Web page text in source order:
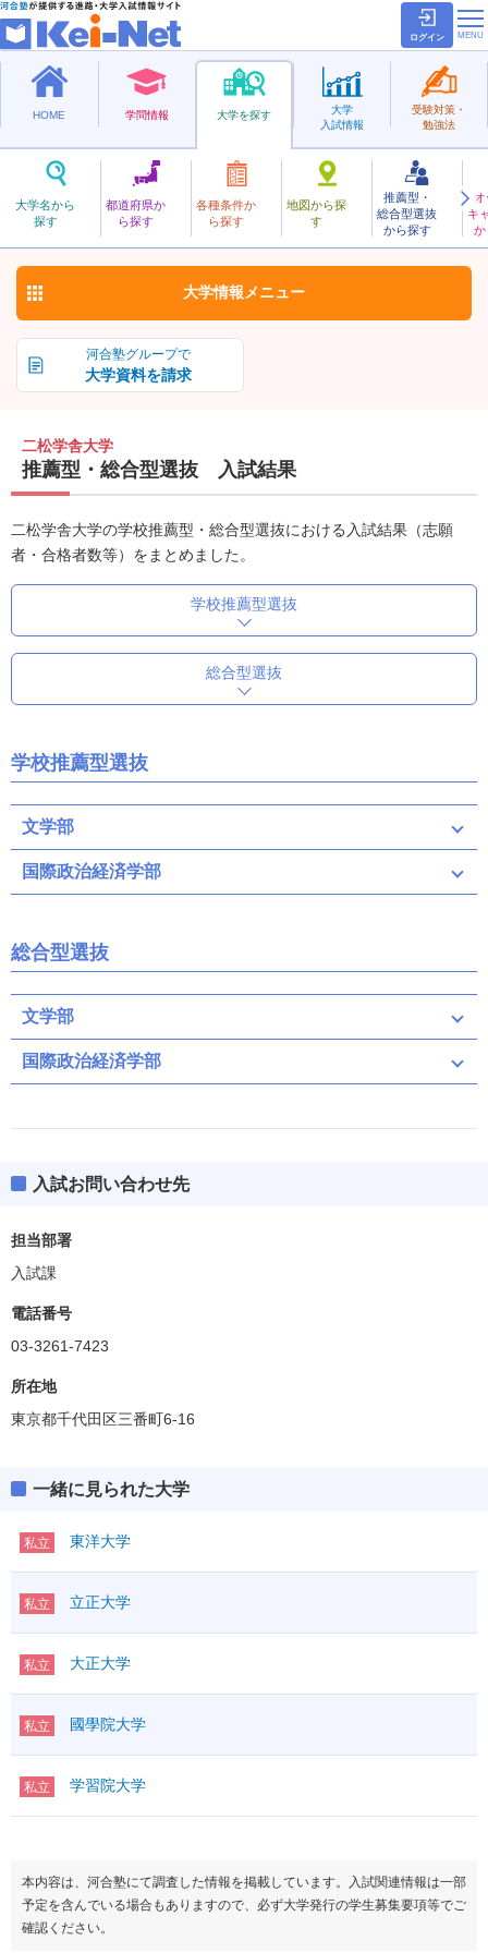
ログイン
HOME 学問情報 大学を探す
大学名から
探す
都道府県か
ら探す
各種条件か
ら探す
地図から探
す
推薦型・
総合型選抜
から探す
キ
か
大学
入試情報
受験対策・
勉強法
私立
にしょうがくしゃ
二松学舎大学 お気に入り
河合塾グループで
大学資料を請求
大学情報 メニュー
二松学舎大学
推薦型・総合型選抜 入試結果
二松学舎大学の学校推薦型・総合型選抜における入試結果（志願
者・合格者数等）をまとめました。
学校推薦型選抜
総合型選抜
学校推薦型選抜
文学部
国際政治経済学部
総合型選抜
文学部
国際政治経済学部
入試お問い合わせ先
担当部署
入試課
電話番号
03-3261-7423
所在地
東京都千代田区三番町6-16
一緒に見られた大学
私立 東洋大学
私立 立正大学
私立 大正大学
私立 國學院大学
私立 学習院大学
本内容は、河合塾にて調査した情報を掲載しています。入試関連情報は一部
予定を含んでいる場合もありますので、必ず大学発行の学生募集要項等でご
確認ください。